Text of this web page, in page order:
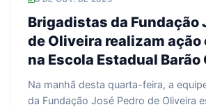
Brigadistas da Fundação
de Oliveira realizam
na Escola Estadual Barão
Rezende
Na manhã desta quarta-feira, a
da Fundação José Pedro de Oliveira